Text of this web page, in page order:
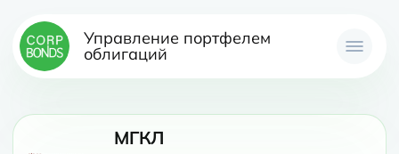
Управление портфелем
облигаций
МГКЛ